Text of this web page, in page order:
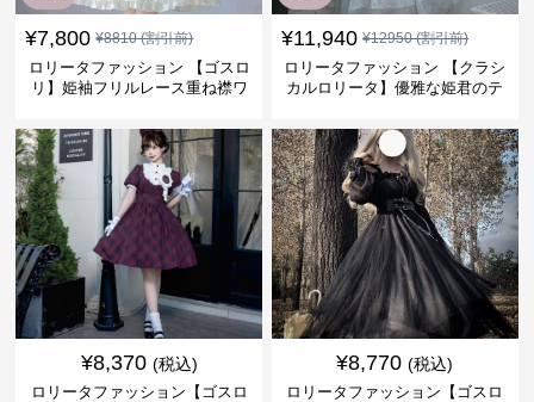
¥7,800 ¥8810(割引前)
ロリータファッション 【ゴスロ
リ】姫袖フリルレース重ね襟ワ
¥11,940 ¥12950(割引前)
ロリータファッション 【クラシ
カルロリータ】優雅な姫君のテ
¥8,370 (税込)
ロリータファッション【ゴスロ
¥8,770 (税込)
ロリータファッション【ゴスロ